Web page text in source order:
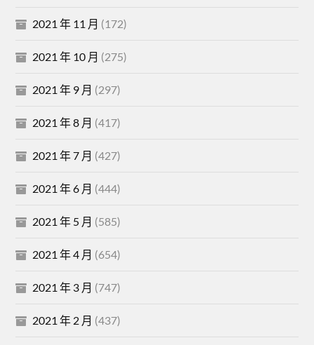
2021 年 11 月 (172)
2021 年 10 月 (275)
2021 年 9 月 (297)
2021 年 8 月 (417)
2021 年 7 月 (427)
2021 年 6 月 (444)
2021 年 5 月 (585)
2021 年 4 月 (654)
2021 年 3 月 (747)
2021 年 2 月 (437)